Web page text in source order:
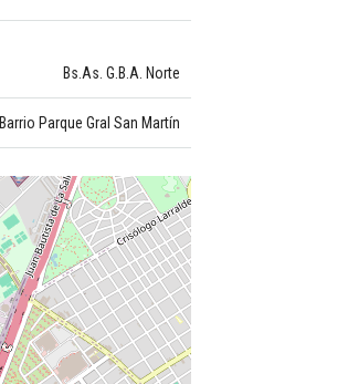
Bs.As. G.B.A. Norte
Barrio Parque Gral San Martín